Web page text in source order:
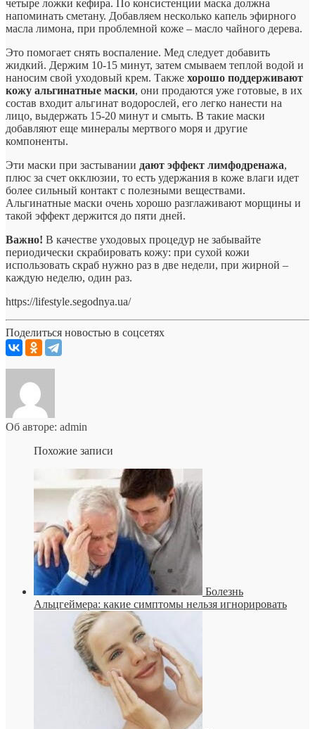
четыре ложки кефира. По консистенции маска должна
напоминать сметану. Добавляем несколько капель эфирного
масла лимона, при проблемной коже – масло чайного дерева.
Это помогает снять воспаление. Мед следует добавить
жидкий. Держим 10-15 минут, затем смываем теплой водой и
наносим свой уходовый крем. Также хорошо поддерживают
кожу альгинатные маски, они продаются уже готовые, в их
состав входит альгинат водорослей, его легко нанести на
лицо, выдержать 15-20 минут и смыть. В такие маски
добавляют еще минералы мертвого моря и другие
компоненты.
Эти маски при застывании дают эффект лимфодренажа,
плюс за счет окклюзии, то есть удержания в коже влаги идет
более сильный контакт с полезными веществами.
Альгинатные маски очень хорошо разглаживают морщины и
такой эффект держится до пяти дней.
Важно! В качестве уходовых процедур не забывайте
периодически скрабировать кожу: при сухой кожи
использовать скраб нужно раз в две недели, при жирной –
каждую неделю, один раз.
https://lifestyle.segodnya.ua/
Поделиться новостью в соцсетях
Об авторе: admin
Похожие записи
Болезнь
Альцгеймера: какие симптомы нельзя игнорировать